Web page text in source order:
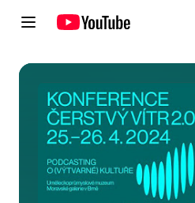
Play all